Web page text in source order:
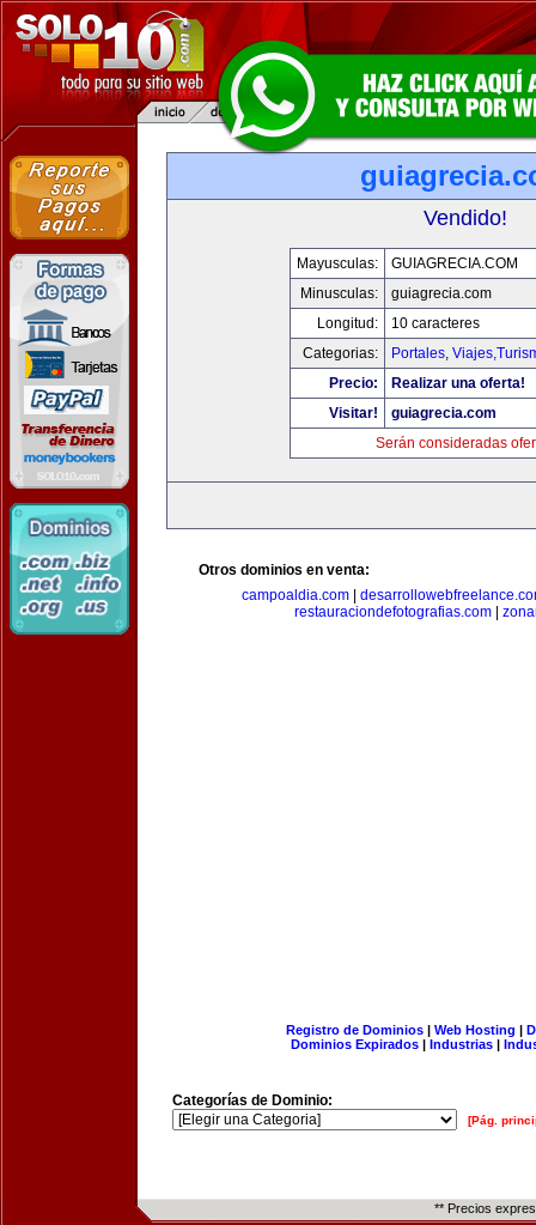
Vendido!
Mayusculas:
GUIAGRECIA.COM
Minusculas:
guiagrecia.com
Longitud:
10 caracteres
Categorias:
Portales,
Precio:
Realizar una oferta!
Visitar!
guiagrecia.com
Serán consideradas
Otros dominios en venta:
campoaldia.com
restauraciondefotografias.com|
Registro de Dominios| Web Hosting |
Dominios Expirados | Industrias |
Categorías de Dominio:
[Pág.
** Precios